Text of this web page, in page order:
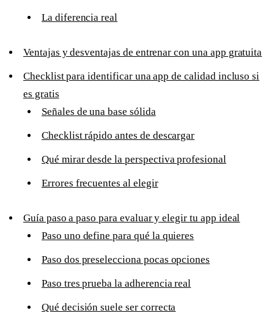
La diferencia real
Ventajas y desventajas de entrenar con una app gratuita
Checklist para identificar una app de calidad incluso si
es gratis
Señales de una base sólida
Checklist rápido antes de descargar
Qué mirar desde la perspectiva profesional
Errores frecuentes al elegir
Guía paso a paso para evaluar y elegir tu app ideal
Paso uno define para qué la quieres
Paso dos preselecciona pocas opciones
Paso tres prueba la adherencia real
Qué decisión suele ser correcta